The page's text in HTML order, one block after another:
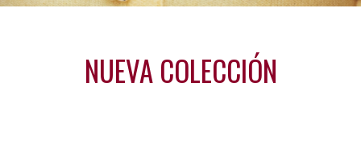
NUEVA COLECCIÓN